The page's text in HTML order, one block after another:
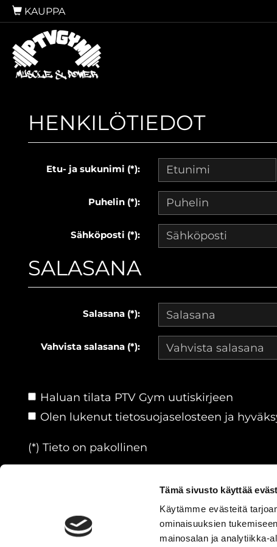
Tämä sivusto käyttää
Käytämme evästeitä
ominaisuuksien
mainosalan ja analytiikka-
KAUPPA
HENKILÖTIEDOT
Etu- ja sukunimi (*):
Puhelin (*):
Sähköposti (*):
SALASANA
Salasana (*):
Vahvista salasana (*):
Haluan tilata PTV Gym uutiskirjeen
Olen lukenut tietosuojaselosteen ja
(*) Tieto on pakollinen
|